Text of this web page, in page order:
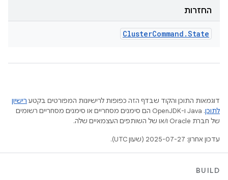
החזרות
ClusterCommand .State
דוגמאות התוכן והקוד שבדף הזה כפופות לרישיונות המפורטים בקטע רישיון
לתוכן
.‏ Java ו-OpenJDK הם סימנים מסחריים או סימנים מסחריים רשומים
של חברת Oracle ו/או של השותפים העצמאיים שלה.
עדכון אחרון: 2025-07-27 (שעון UTC).
BUILD